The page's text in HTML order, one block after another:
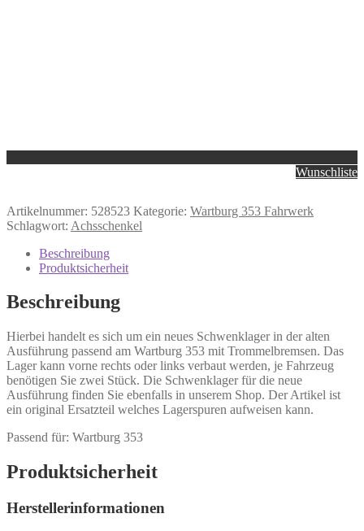
Wunschliste
Artikelnummer: 528523 Kategorie: Wartburg 353 Fahrwerk
Schlagwort: Achsschenkel
Beschreibung
Produktsicherheit
Beschreibung
Hierbei handelt es sich um ein neues Schwenklager in der alten
Ausführung passend am Wartburg 353 mit Trommelbremsen. Das
Lager kann vorne rechts oder links verbaut werden, je Fahrzeug
benötigen Sie zwei Stück. Die Schwenklager für die neue
Ausführung finden Sie ebenfalls in unserem Shop. Der Artikel ist
ein original Ersatzteil welches Lagerspuren aufweisen kann.
Passend für: Wartburg 353
Produktsicherheit
Herstellerinformationen